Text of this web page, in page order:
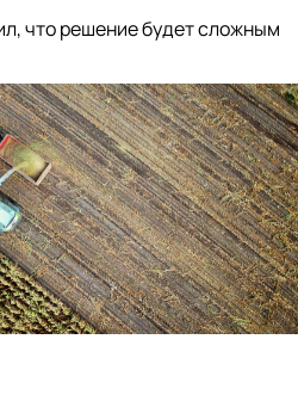
что решение будет сложным